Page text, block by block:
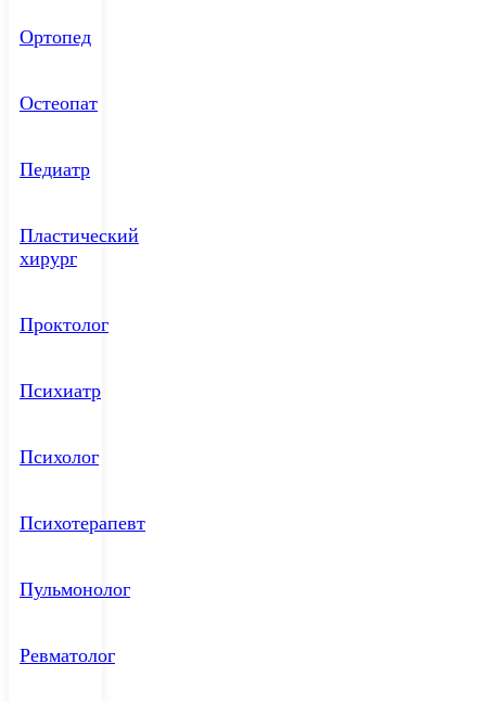
Ортопед
Остеопат
Педиатр
Пластический
хирург
Проктолог
Психиатр
Психолог
Психотерапевт
Пульмонолог
Ревматолог